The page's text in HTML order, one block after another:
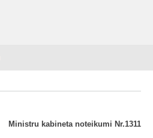
Ministru kabineta noteikumi Nr.1311